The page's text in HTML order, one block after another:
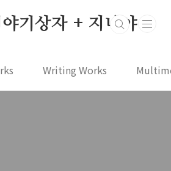
기상자 + 지니야
Writing Works